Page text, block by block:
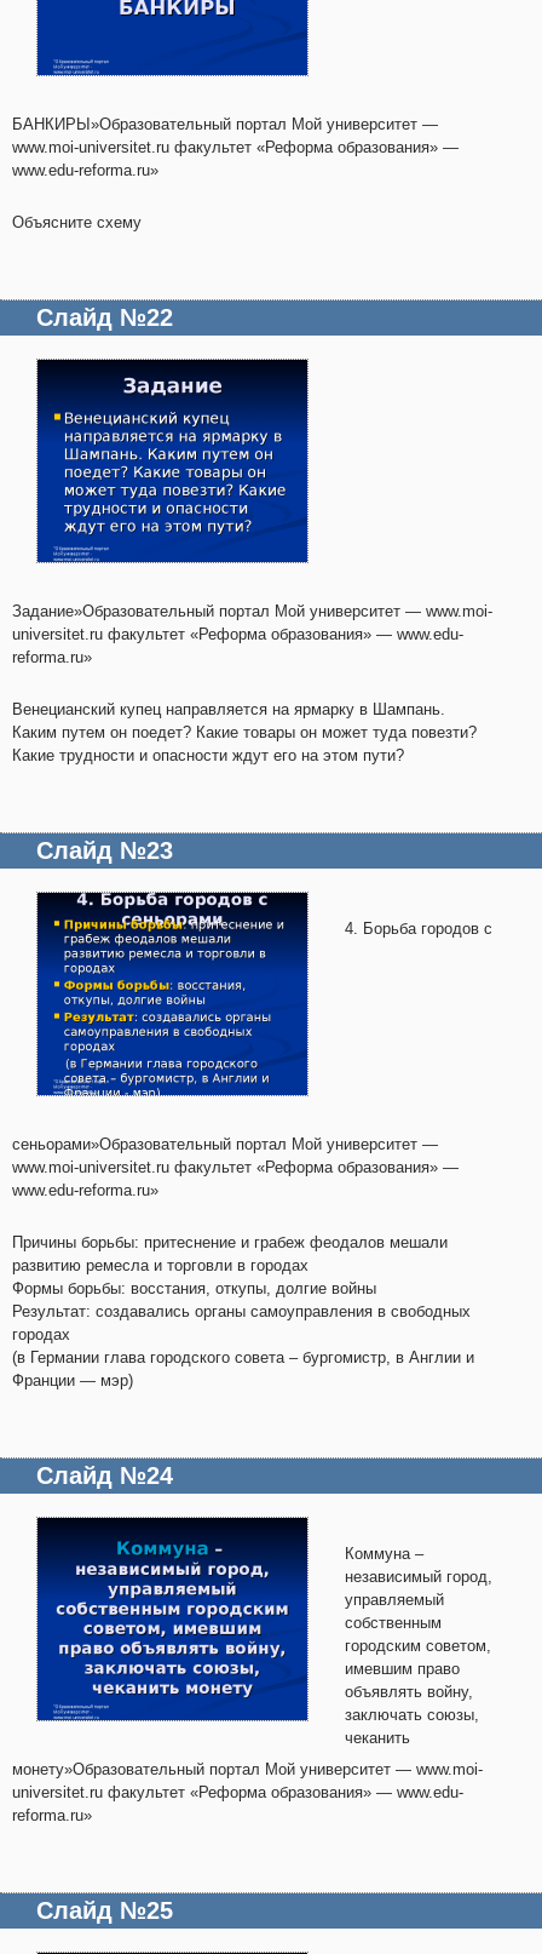
БАНКИРЫ»Образовательный портал Мой университет —
www.moi-universitet.ru факультет «Реформа образования» —
www.edu-reforma.ru»
Объясните схему
Слайд №22
Задание»Образовательный портал Мой университет — www.moi-
universitet.ru факультет «Реформа образования» — www.edu-
reforma.ru»
Венецианский купец направляется на ярмарку в Шампань.
Каким путем он поедет? Какие товары он может туда повезти?
Какие трудности и опасности ждут его на этом пути?
Слайд №23
4. Борьба городов с
сеньорами»Образовательный портал Мой университет —
www.moi-universitet.ru факультет «Реформа образования» —
www.edu-reforma.ru»
Причины борьбы: притеснение и грабеж феодалов мешали
развитию ремесла и торговли в городах
Формы борьбы: восстания, откупы, долгие войны
Результат: создавались органы самоуправления в свободных
городах
(в Германии глава городского совета – бургомистр, в Англии и
Франции — мэр)
Слайд №24
Коммуна –
независимый город,
управляемый
собственным
городским советом,
имевшим право
объявлять войну,
заключать союзы,
чеканить
монету»Образовательный портал Мой университет — www.moi-
universitet.ru факультет «Реформа образования» — www.edu-
reforma.ru»
Слайд №25